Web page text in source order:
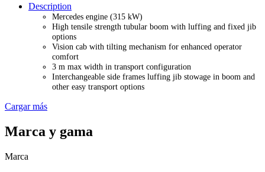
Description
Mercedes engine (315 kW)
High tensile strength tubular boom with luffing and fixed jib
options
Vision cab with tilting mechanism for enhanced operator
comfort
3 m max width in transport configuration
Interchangeable side frames luffing jib stowage in boom and
other easy transport options
Cargar más
Marca y gama
Marca